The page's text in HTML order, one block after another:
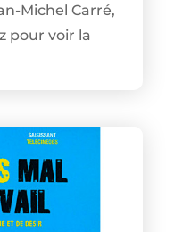
Michel Carré,
pour voir la